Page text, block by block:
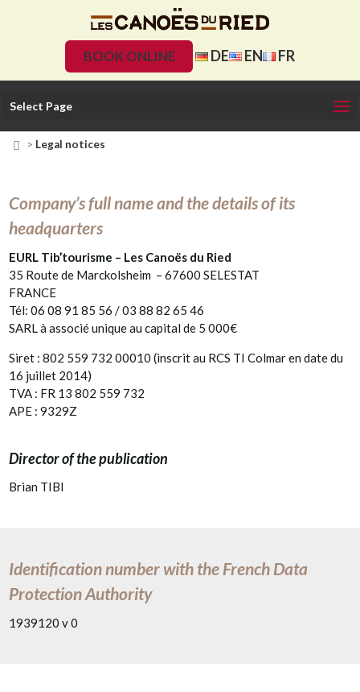
BOOK ONLINE DE EN FR
Select Page
 > Legal notices
Company’s full name and the details of its
headquarters
EURL Tib’tourisme – Les Canoës du Ried
35 Route de Marckolsheim – 67600 SELESTAT
FRANCE
Tél: 06 08 91 85 56 / 03 88 82 65 46
SARL à associé unique au capital de 5 000€
Siret : 802 559 732 00010 (inscrit au RCS TI Colmar en date du
16 juillet 2014)
TVA : FR 13 802 559 732
APE : 9329Z
Director of the publication
Brian TIBI
Identification number with the French Data
Protection Authority
1939120 v 0